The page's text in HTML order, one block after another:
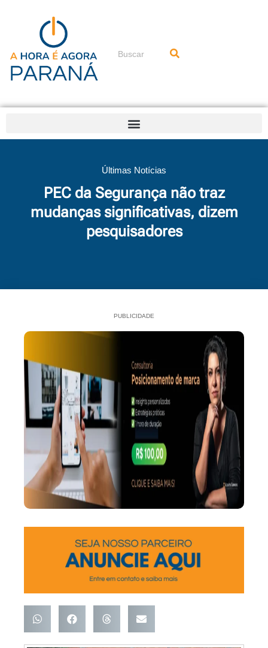
conteúdo
Pesquisar
Últimas Notícias
PEC da Segurança não traz
mudanças significativas, dizem
pesquisadores
PUBLICIDADE